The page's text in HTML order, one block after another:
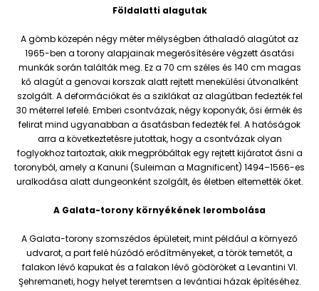
Földalatti alagutak
A gömb közepén négy méter mélységben áthaladó alagútot az
1965-ben a torony alapjainak megerősítésére végzett ásatási
munkák során találták meg. Ez a 70 cm széles és 140 cm magas
kő alagút a genovai korszak alatt rejtett menekülési útvonalként
szolgált. A deformációkat és a sziklákat az alagútban fedezték fel
30 méterrel lefelé. Emberi csontvázak, négy koponyák, ősi érmék és
felirat mind ugyanabban a ásatásban fedezték fel. A hatóságok
arra a következtetésre jutottak, hogy a csontvázak olyan
foglyokhoz tartoztak, akik megpróbáltak egy rejtett kijáratot ásni a
toronyból, amely a Kanuni (Suleiman a Magnificent) 1494–1566-es
uralkodása alatt dungeonként szolgált, és életben eltemették őket.
A Galata-torony környékének lerombolása
A Galata-torony szomszédos épületeit, mint például a környező
udvarot, a part felé húzódó erődítményeket, a török temetőt, a
falakon lévő kapukat és a falakon lévő gödöröket a Levantini VI.
Şehremaneti, hogy helyet teremtsen a levántiai házak építéséhez.